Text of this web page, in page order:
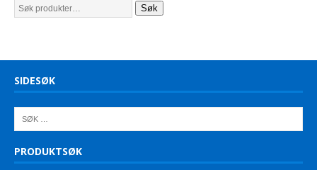
Søk
SIDESØK
PRODUKTSØK